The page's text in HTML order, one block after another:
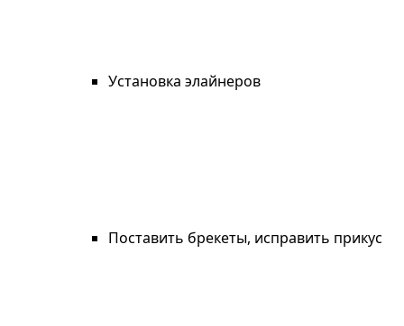
Установка элайнеров
Поставить брекеты, исправить прикус